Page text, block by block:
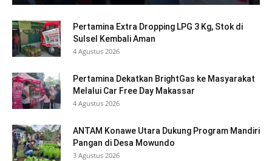
Pertamina Extra Dropping LPG 3 Kg, Stok di
Sulsel Kembali Aman
4 Agustus 2026
Pertamina Dekatkan BrightGas ke Masyarakat
Melalui Car Free Day Makassar
4 Agustus 2026
ANTAM Konawe Utara Dukung Program Mandiri
Pangan di Desa Mowundo
3 Agustus 2026